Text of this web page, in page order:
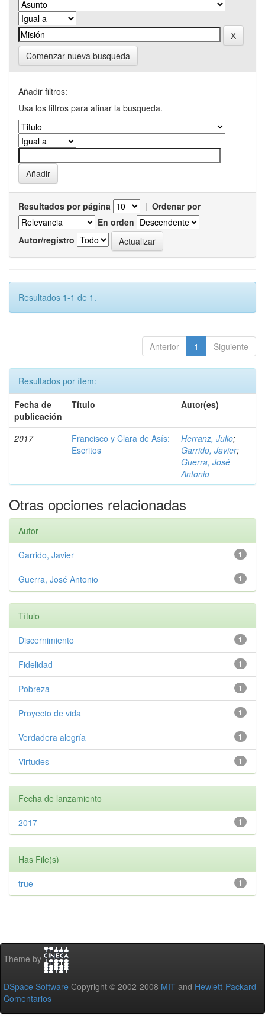
Comenzar nueva busqueda
Añadir filtros:
Usa los filtros para afinar la busqueda.
Resultados por página | Ordenar por
En orden
Autor/registro
Resultados 1-1 de 1.
Anterior 1 Siguiente
Resultados por ítem:
Fecha de
publicación
Título Autor(es)
2017
Francisco y Clara de Asís:
Escritos
Herranz, Julio;
Garrido, Javier;
Guerra, José
Antonio
Otras opciones relacionadas
Autor
1
Garrido, Javier
1
Guerra, José Antonio
Título
1
Discernimiento
1
Fidelidad
1
Pobreza
1
Proyecto de vida
1
Verdadera alegría
1
Virtudes
Fecha de lanzamiento
1
2017
Has File(s)
1
true
Theme by
DSpace Software Copyright © 2002-2008 MIT and Hewlett-Packard -
Comentarios